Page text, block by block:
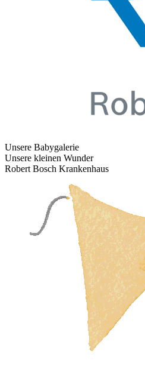
Unsere Babygalerie
Unsere kleinen Wunder
Robert Bosch Krankenhaus